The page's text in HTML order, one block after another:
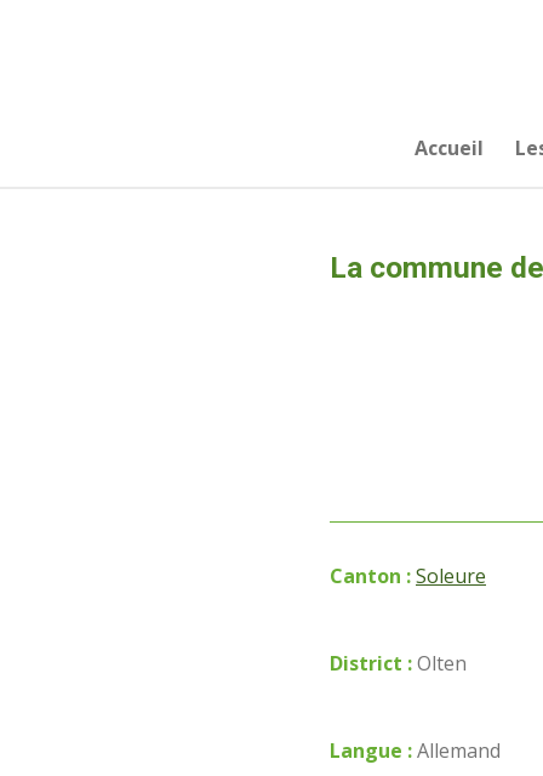
Accueil
La commune
Canton :Soleure
District :Olten
Langue :Allemand